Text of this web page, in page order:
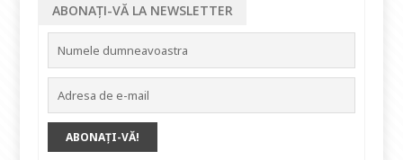
ABONAȚI-VĂ LA NEWSLETTER